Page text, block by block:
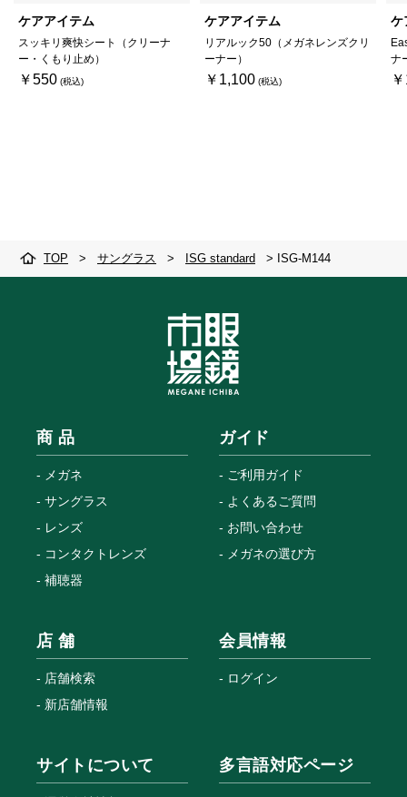
ケアアイテム
スッキリ爽快シート（クリーナ
ー・くもり止め）
￥550
ケアアイテム
リアルック50（メガネレンズクリ
ーナー）
￥1,100
ケ
ナ
TOP > サングラス > ISG standard > ISG-M144
商 品
メガネ
サングラス
レンズ
コンタクトレンズ
補聴器
ガイド
ご利用ガイド
よくあるご質問
お問い合わせ
メガネの選び方
店 舗
店舗検索
新店舗情報
会員情報
ログイン
サイトについて 多言語対応ページ